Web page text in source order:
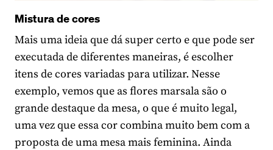
Mistura de cores
Mais uma ideia que dá super certo e que pode ser
executada de diferentes maneiras, é escolher
itens de cores variadas para utilizar. Nesse
exemplo, vemos que as flores marsala são o
grande destaque da mesa, o que é muito legal,
uma vez que essa cor combina muito bem com a
proposta de uma mesa mais feminina. Ainda